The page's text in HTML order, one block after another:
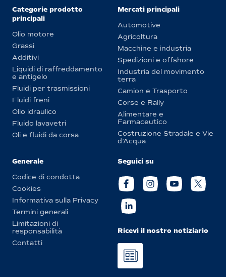
Categorie prodotto
principali
Olio motore
Grassi
Additivi
Liquidi di raffreddamento
e antigelo
Fluidi per trasmissioni
Fluidi freni
Olio idraulico
Fluido lavavetri
Oli e fluidi da corsa
Mercati principali
Automotive
Agricoltura
Macchine e industria
Spedizioni e offshore
Industria del movimento
terra
Camion e Trasporto
Corse e Rally
Alimentare e
Farmaceutico
Costruzione Stradale e Vie
d’Acqua
Generale
Codice di condotta
Cookies
Informativa sulla Privacy
Termini generali
Limitazioni di
responsabilità
Contatti
Seguici su
Ricevi il nostro notiziario